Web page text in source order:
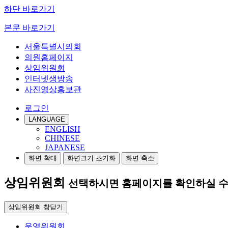
하단 바로가기
본문 바로가기
서울특별시의회
의원홈페이지
상임위원회
인터넷생방송
사진영상홍보관
로그인
LANGUAGE
ENGLISH
CHINESE
JAPANESE
화면 확대 화면크기 초기화 화면 축소
상임위원회 선택하시면 홈페이지를 확인하실
상임위원회 창닫기
운영위원회